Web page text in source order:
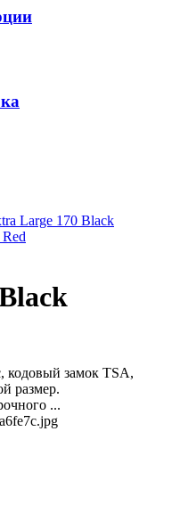
Large 170 Black
кодовый замок TSA,
размер.
...